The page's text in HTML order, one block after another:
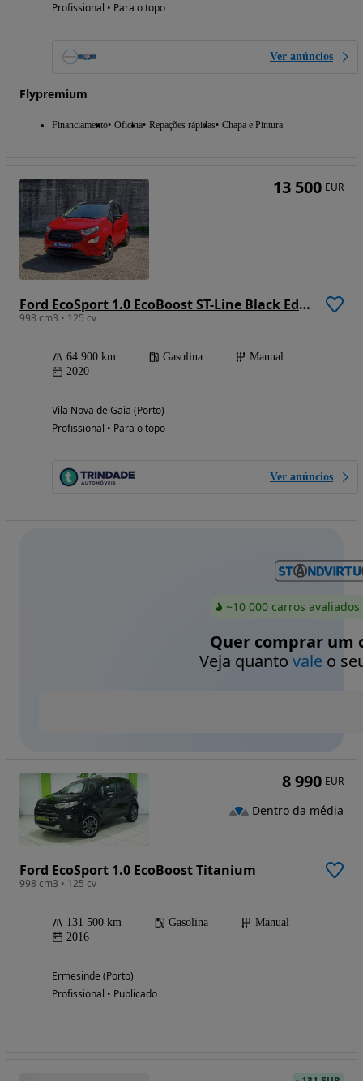
Profissional • Para o topo
Ver anúncios
Flypremium
Financiamento Oficina Repações rápidas Chapa e Pintura
Ford EcoSport 1.0 EcoBoost ST-Line Black Edition
998 cm3 • 125 cv
64 900 km Gasolina
Manual
2020
Vila Nova de Gaia (Porto)
Profissional • Para o topo
Ver anúncios
13 500 EUR
~10 000 carros
Quer comprar um
Veja quanto valeo
Ford EcoSport 1.0 EcoBoost Titanium
998 cm3 • 125 cv
131 500 km Gasolina
Manual
2016
Ermesinde (Porto)
Profissional • Publicado
8 990 EUR
Dentro da média